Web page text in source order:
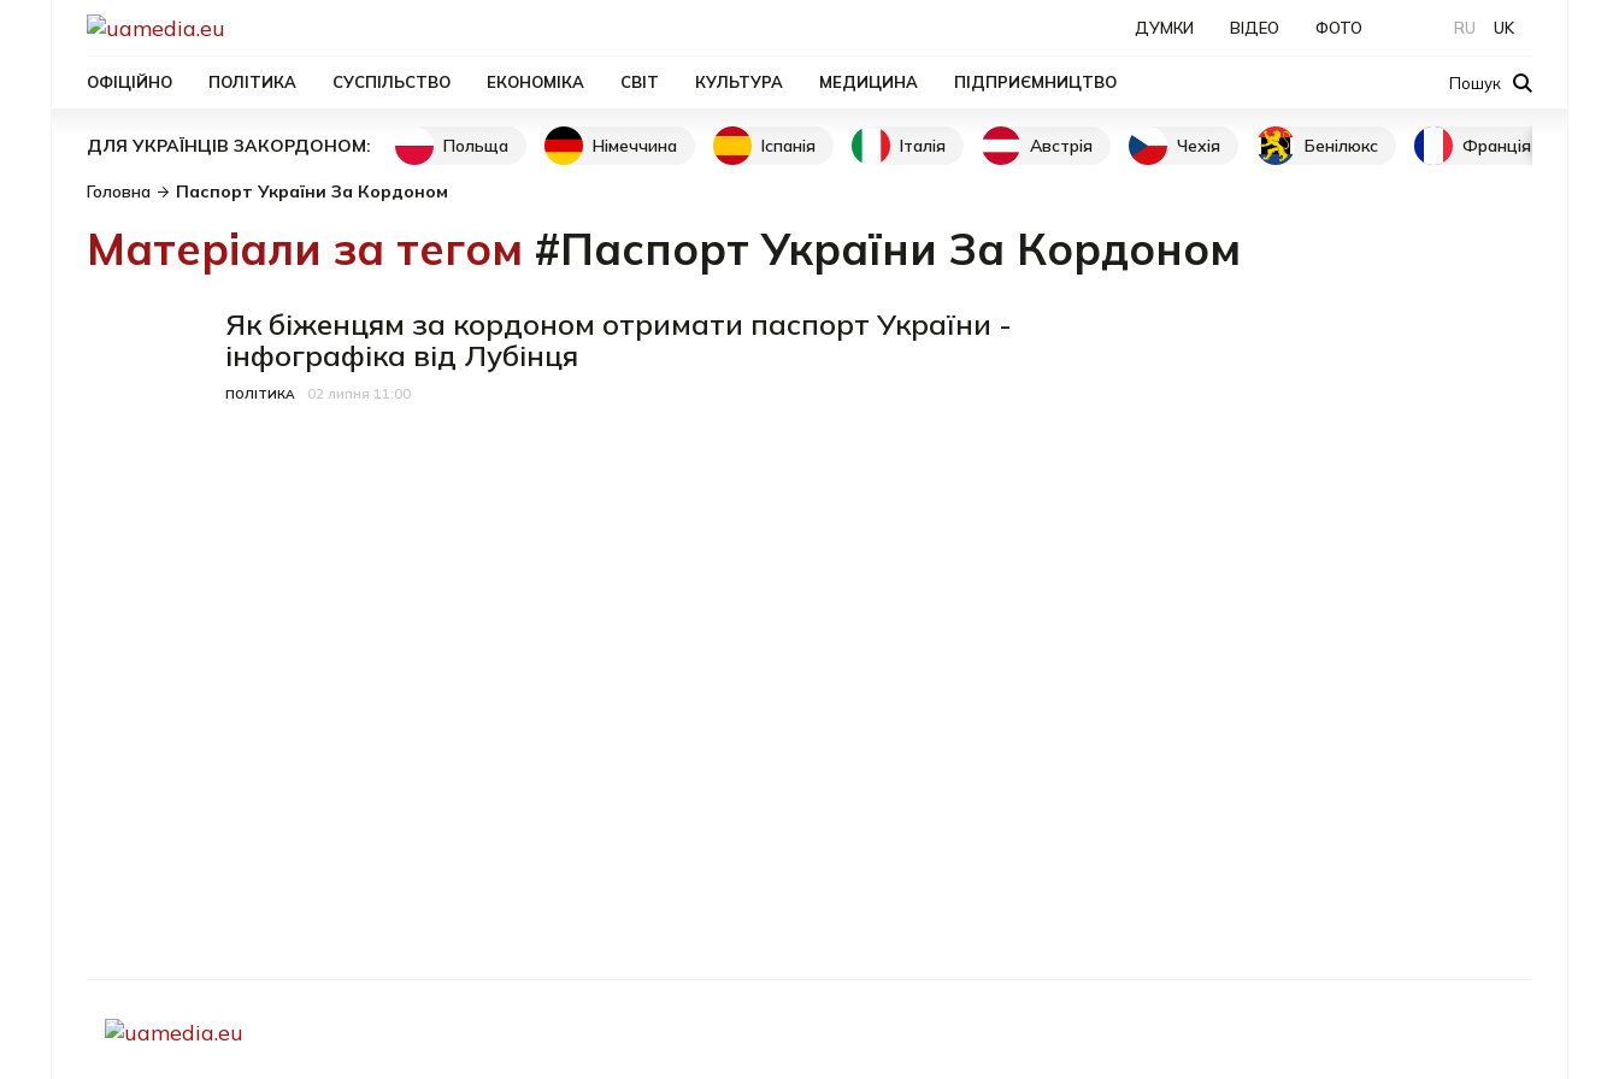
ДУМКИ ВІДЕО ФОТО
ОФІЦІЙНО ПОЛІТИКА СУСПІЛЬСТВО ЕКОНОМІКА СВІТ КУЛЬТУРА МЕДИЦИНА ПІДПРИЄМНИЦТВО
RU UK
Пошук
ДЛЯ УКРАЇНЦІВ ЗАКОРДОНОМ: Польща Німеччина Іспанія Італія Австрія Чехія Бенілюкс Франція
Головна Паспорт України За Кордоном
Матеріали за тегом #Паспорт України За Кордоном
Як біженцям за кордоном отримати паспорт України -
інфографіка від Лубінця
Категорія
ПОЛІТИКА
Дата публікації
02 липня 11:00